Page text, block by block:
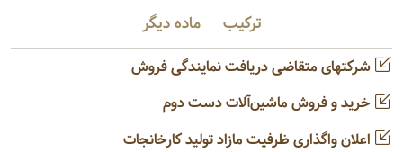
ترکیب
ماده دیگر
شرکتهای متقاضی دریافت نمایندگی فروش
خرید و فروش ماشین‌آلات دست دوم
اعلان واگذاری ظرفیت مازاد تولید کارخانجات